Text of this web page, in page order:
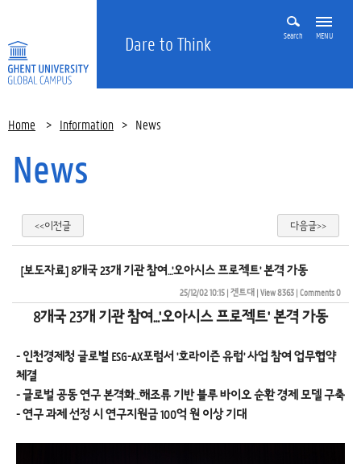
Dare to Think Search MENU
Home > Information > News
News
<<이전글 다음글>>
[보도자료] 8개국 23개 기관 참여…'오아시스 프로젝트' 본격 가동
25/12/02 10:15| 겐트대| View 8363| Comments 0
8개국 23개 기관 참여…'오아시스 프로젝트' 본격 가동
- 인천경제청 글로벌 ESG-AX포럼서 '호라이즌 유럽' 사업 참여 업무협약
체결
- 글로벌 공동 연구 본격화…해조류 기반 블루 바이오 순환 경제 모델 구축
- 연구 과제 선정 시 연구지원금 100억 원 이상 기대